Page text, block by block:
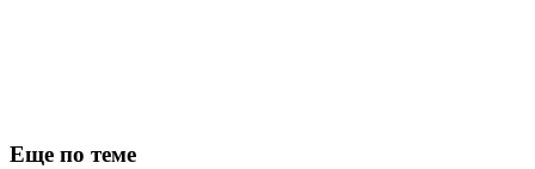
Еще по теме